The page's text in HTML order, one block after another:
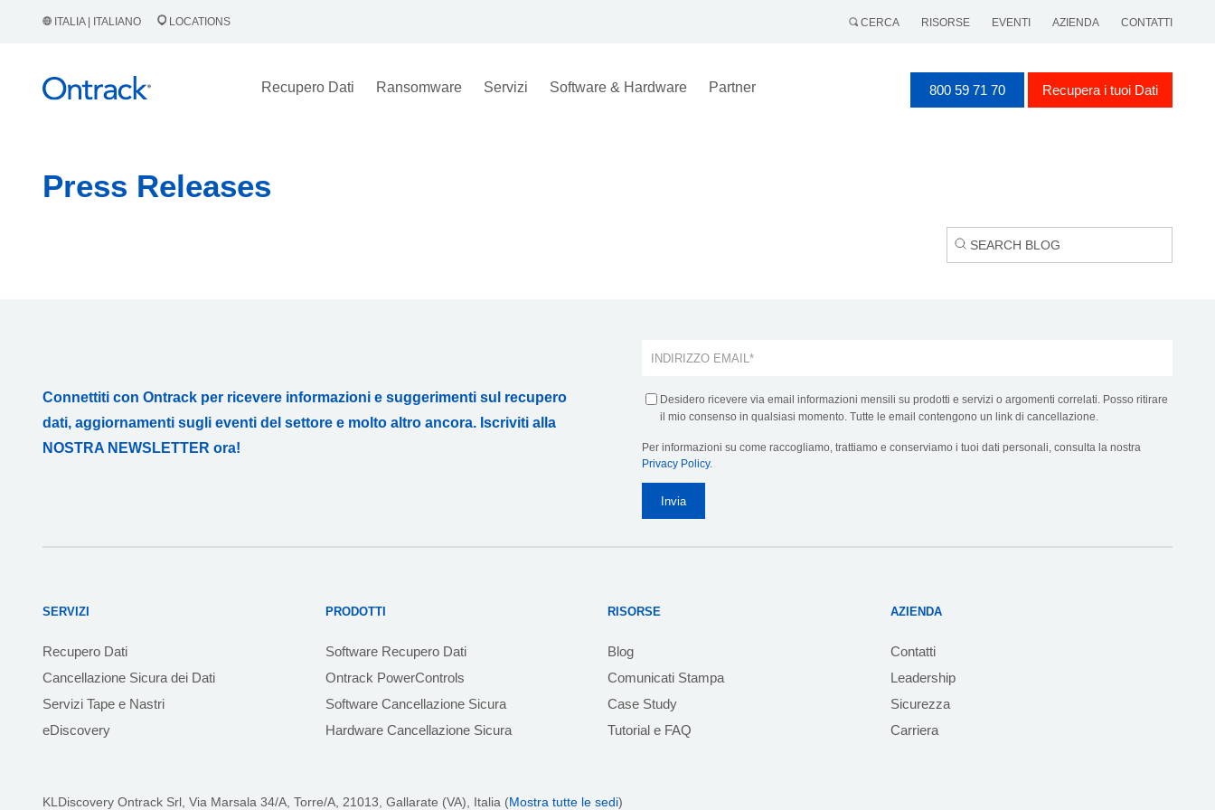
ITALIA | ITALIANO LOCATIONS CERCA RISORSE EVENTI AZIENDA CONTATTI
Recupero Dati Ransomware Servizi Software & Hardware Partner 800 59 71 70 Recupera i tuoi Dati
Press Releases
Connettiti con Ontrack per ricevere informazioni e suggerimenti sul recupero
dati, aggiornamenti sugli eventi del settore e molto altro ancora. Iscriviti alla
NOSTRA NEWSLETTER ora!
Desidero ricevere via email informazioni mensili su prodotti e servizi o argomenti correlati. Posso ritirare
il mio consenso in qualsiasi momento. Tutte le email contengono un link di cancellazione.
Per informazioni su come raccogliamo, trattiamo e conserviamo i tuoi dati personali, consulta la nostra
Privacy Policy.
SERVIZI
Recupero Dati
Cancellazione Sicura dei Dati
Servizi Tape e Nastri
eDiscovery
PRODOTTI
Software Recupero Dati
Ontrack PowerControls
Software Cancellazione Sicura
Hardware Cancellazione Sicura
RISORSE
Blog
Comunicati Stampa
Case Study
Tutorial e FAQ
AZIENDA
Contatti
Leadership
Sicurezza
Carriera
KLDiscovery Ontrack Srl, Via Marsala 34/A, Torre/A, 21013, Gallarate (VA), Italia (Mostra tutte le sedi)